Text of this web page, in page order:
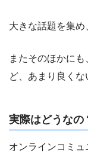
大きな話題を集め
またそのほかに
ど、あまり良くな
実際はどうなの
オンラインコミ